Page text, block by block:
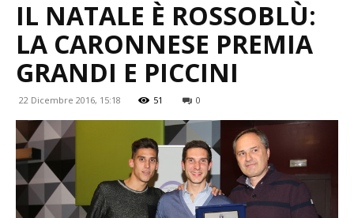
IL NATALE È ROSSOBLÙ:
LA CARONNESE PREMIA
GRANDI E PICCINI
22 Dicembre 2016, 15:18 51 0